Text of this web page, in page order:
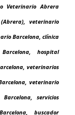
Veterinario Abrera
veterinario
Barcelona, clínica
hospital
veterinarios
veterinario
servicios
buscador